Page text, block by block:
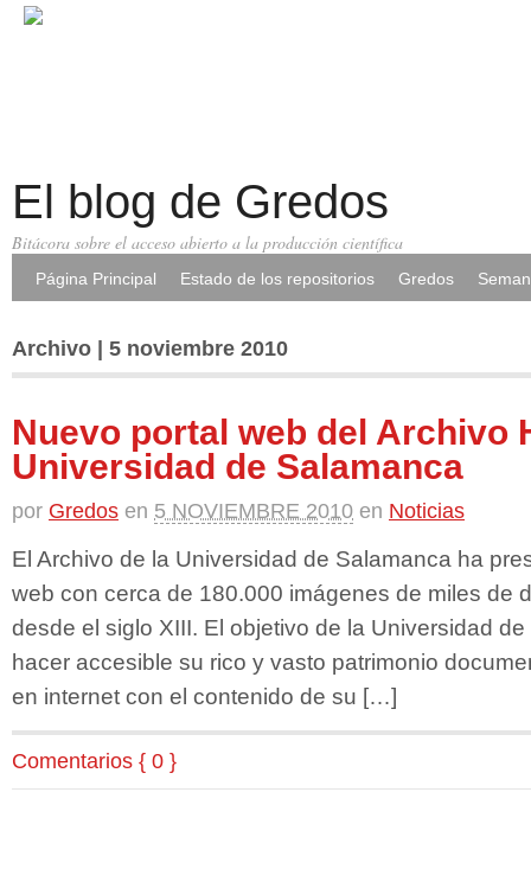
El blog de Gredos
Bitácora sobre el acceso abierto a la producción científica
Página Principal Estado de los repositorios Gredos
Archivo | 5 noviembre 2010
Nuevo portal web del Archivo
Universidad de Salamanca
por Gredos en 5 NOVIEMBRE 2010 en Noticias
El Archivo de la Universidad de Salamanca ha
web con cerca de 180.000 imágenes de miles de
desde el siglo XIII. El objetivo de la Universidad
hacer accesible su rico y vasto patrimonio
en internet con el contenido de su […]
Comentarios { 0 }